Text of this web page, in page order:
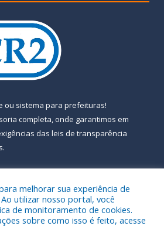
ou sistema para prefeituras!
completa, onde garantimos em
das leis de transparência
melhorar sua experiência de
utilizar nosso portal, você
de monitoramento de cookies.
sobre como isso é feito, acesse